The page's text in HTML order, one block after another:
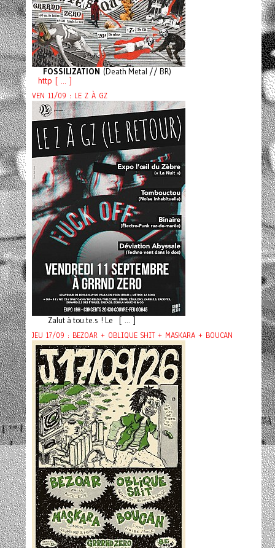
FOSSILIZATION (Death Metal // BR)
http [ ... ]
VEN 11/09 : LE Z À GZ
Zalut à tou.te.s ! Le [ ... ]
JEU 17/09 : BEZOAR + OBLIQUE SHIT + MASKARA + BOUCAN